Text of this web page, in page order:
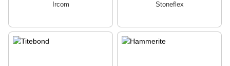
Ircom Stoneflex